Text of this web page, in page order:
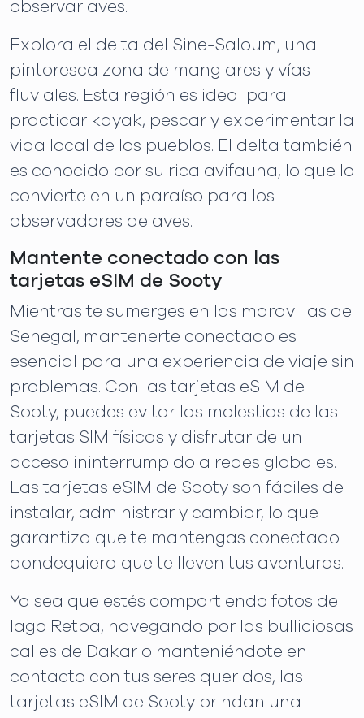
observar aves.
Explora el delta del Sine-Saloum, una
pintoresca zona de manglares y vías
fluviales. Esta región es ideal para
practicar kayak, pescar y experimentar la
vida local de los pueblos. El delta también
es conocido por su rica avifauna, lo que lo
convierte en un paraíso para los
observadores de aves.
Mantente conectado con las
tarjetas eSIM de Sooty
Mientras te sumerges en las maravillas de
Senegal, mantenerte conectado es
esencial para una experiencia de viaje sin
problemas. Con las tarjetas eSIM de
Sooty, puedes evitar las molestias de las
tarjetas SIM físicas y disfrutar de un
acceso ininterrumpido a redes globales.
Las tarjetas eSIM de Sooty son fáciles de
instalar, administrar y cambiar, lo que
garantiza que te mantengas conectado
dondequiera que te lleven tus aventuras.
Ya sea que estés compartiendo fotos del
lago Retba, navegando por las bulliciosas
calles de Dakar o manteniéndote en
contacto con tus seres queridos, las
tarjetas eSIM de Sooty brindan una